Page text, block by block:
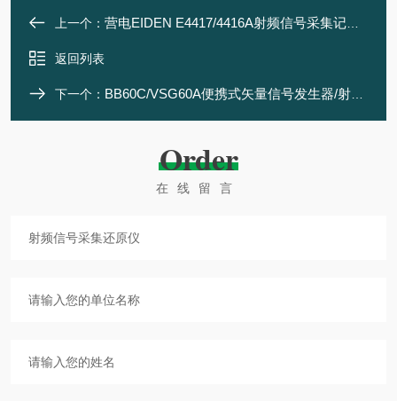
上一个： 营电EIDEN E4417/4416A射频信号采集记录还原仪
返回列表
下一个： BB60C/VSG60A便携式矢量信号发生器/射频采集分析仪
Order
在线留言